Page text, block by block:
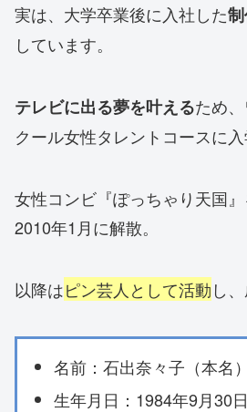
実は、大学卒業後に入社した
しています。
テレビに出る夢を叶えるため
クール女性タレントコースに入
女性コンビ『ぽっちゃり天国』
2010年1月に解散。
以降はピン芸人として活動し
名前：石出奈々子（本名）
生年月日：1984年9月30日